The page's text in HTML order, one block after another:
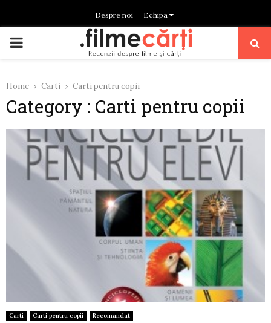
Despre noi Echipa
PRIMARY
Home Carti Carti pentru copii
Category : Carti pentru copii
Carti Carti pentru copii Recomandat